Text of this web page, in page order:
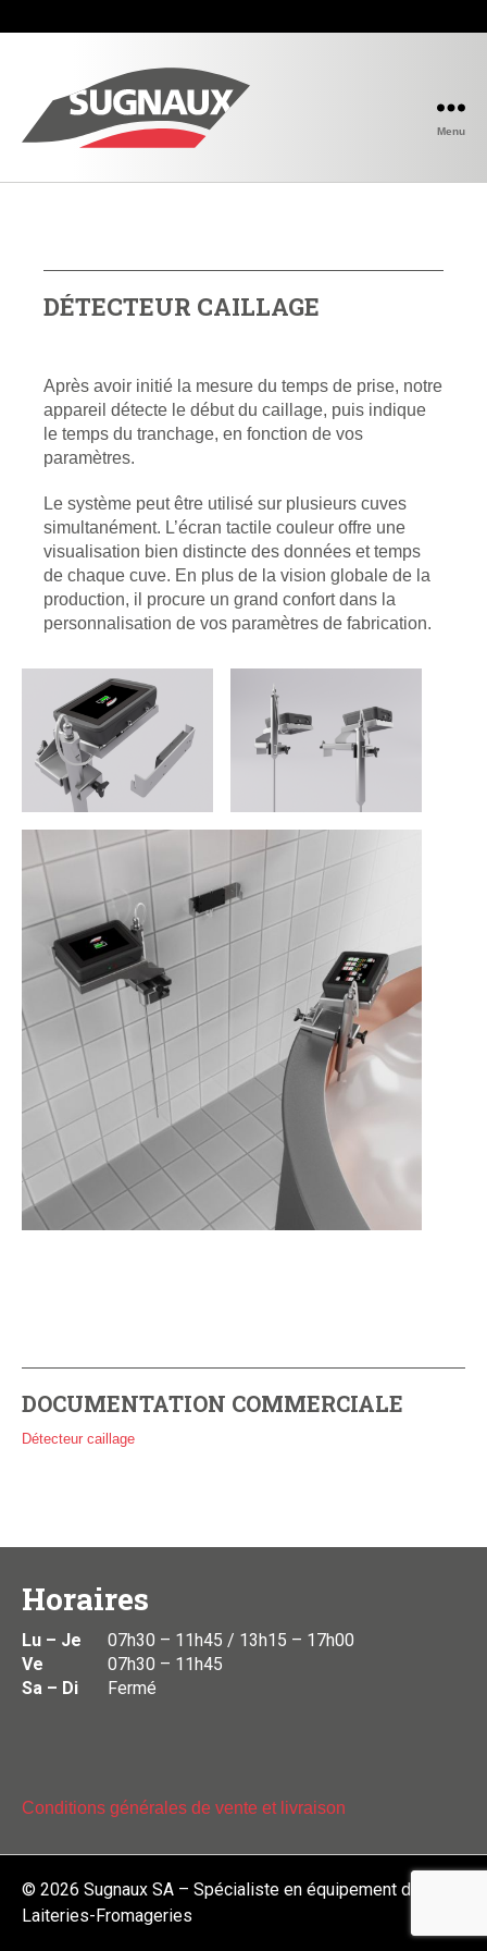
Menu
DÉTECTEUR CAILLAGE
Après avoir initié la mesure du temps de prise, notre
appareil détecte le début du caillage, puis indique
le temps du tranchage, en fonction de vos
paramètres.
Le système peut être utilisé sur plusieurs cuves
simultanément. L’écran tactile couleur offre une
visualisation bien distincte des données et temps
de chaque cuve. En plus de la vision globale de la
production, il procure un grand confort dans la
personnalisation de vos paramètres de fabrication.
DOCUMENTATION COMMERCIALE
Détecteur caillage
Horaires
Lu – Je
07h30 – 11h45 / 13h15 – 17h00
Ve
07h30 – 11h45
Sa – Di
Fermé
Conditions générales de vente et livraison
© 2026 Sugnaux SA – Spécialiste en équipement de
Laiteries-Fromageries